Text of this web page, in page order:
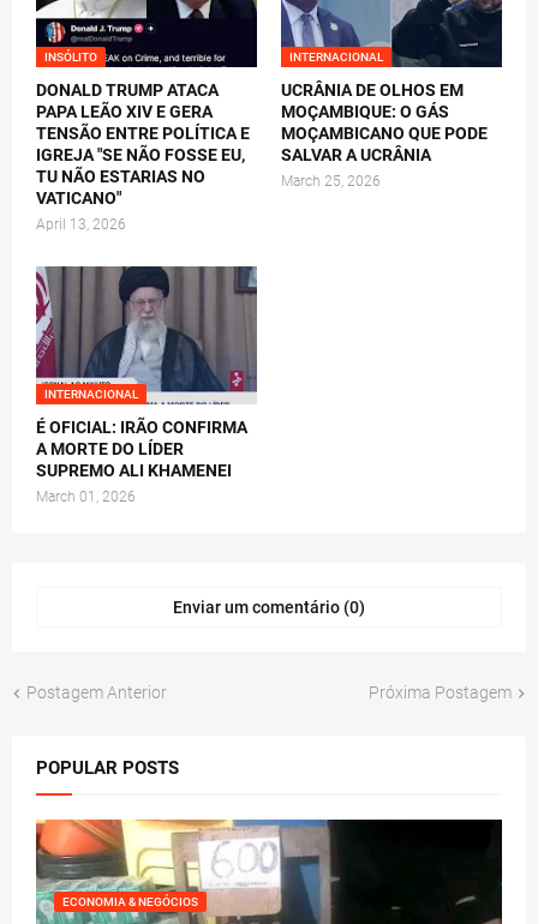
INSÓLITO
DONALD TRUMP ATACA
PAPA LEÃO XIV E GERA
TENSÃO ENTRE POLÍTICA E
IGREJA "SE NÃO FOSSE EU,
TU NÃO ESTARIAS NO
VATICANO"
April 13, 2026
INTERNACIONAL
UCRÂNIA DE OLHOS EM
MOÇAMBIQUE: O GÁS
MOÇAMBICANO QUE PODE
SALVAR A UCRÂNIA
March 25, 2026
INTERNACIONAL
É OFICIAL: IRÃO CONFIRMA
A MORTE DO LÍDER
SUPREMO ALI KHAMENEI
March 01, 2026
Enviar um comentário (0)
Postagem Anterior Próxima Postagem
POPULAR POSTS
ECONOMIA & NEGÓCIOS